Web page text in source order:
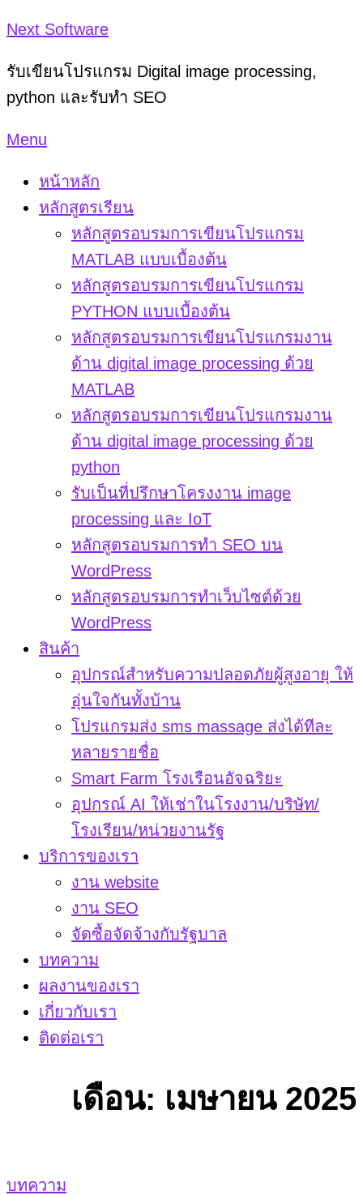
Skip
content
Next Software
รับเขียนโปรแกรม Digital image processing,
python และรับทำ SEO
Menu
หน้าหลัก
หลักสูตรเรียน
หลักสูตรอบรมการเขียนโปรแกรม
MATLAB แบบเบื้องต้น
หลักสูตรอบรมการเขียนโปรแกรม
PYTHON แบบเบื้องต้น
หลักสูตรอบรมการเขียนโปรแกรมงาน
ด้าน digital image processing ด้วย
MATLAB
หลักสูตรอบรมการเขียนโปรแกรมงาน
ด้าน digital image processing ด้วย
python
รับเป็นที่ปรึกษาโครงงาน image
processing และ IoT
หลักสูตรอบรมการทำ SEO บน
WordPress
หลักสูตรอบรมการทำเว็บไซต์ด้วย
WordPress
สินค้า
อุปกรณ์สำหรับความปลอดภัยผู้สูงอายุ ให้
อุ่นใจกันทั้งบ้าน
โปรแกรมส่ง sms massage ส่งได้ทีละ
หลายรายชื่อ
Smart Farm โรงเรือนอัจฉริยะ
อุปกรณ์ AI ให้เช่าในโรงงาน/บริษัท/
โรงเรียน/หน่วยงานรัฐ
บริการของเรา
งาน website
งาน SEO
จัดซื้อจัดจ้างกับรัฐบาล
บทความ
ผลงานของเรา
เกี่ยวกับเรา
ติดต่อเรา
เดือน: เมษายน 2025
บทความ